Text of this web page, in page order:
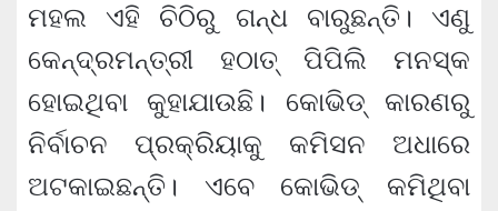
ମହଲ ଏହି ଚିଠିରୁ ଗନ୍ଧ ବାରୁଛନ୍ତି। ଏଣୁ
କେନ୍ଦ୍ରମନ୍ତ୍ରୀ ହଠାତ୍ ପିପିଲି ମନସ୍କ
ହୋଇଥିବା କୁହାଯାଉଛି। କୋଭିଡ୍ କାରଣରୁ
ନିର୍ବାଚନ ପ୍ରକ୍ରିୟାକୁ କମିସନ ଅଧାରେ
ଅଟକାଇଛନ୍ତି। ଏବେ କୋଭିଡ୍ କମିଥିବା